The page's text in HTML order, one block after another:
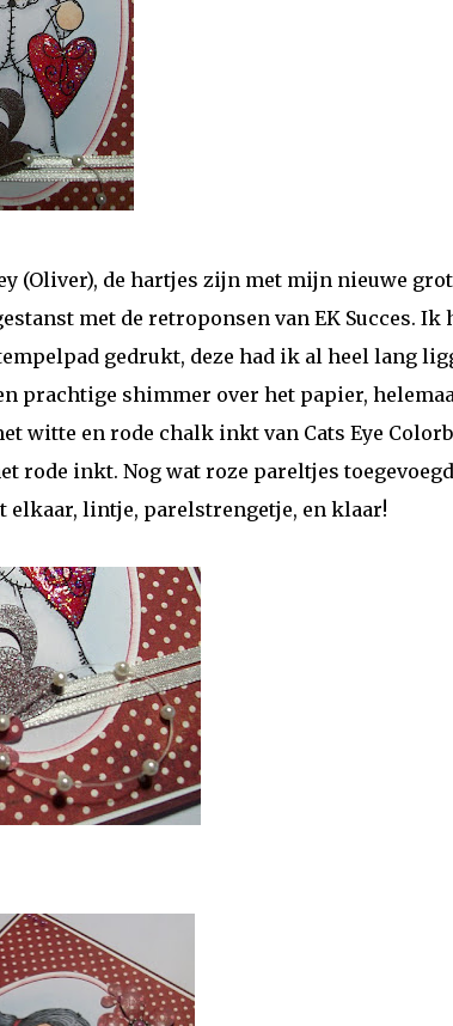
(Oliver), de hartjes zijn met mijn nieuwe
met de retroponsen van EK Succes. Ik
gedrukt, deze had ik al heel lang
prachtige shimmer over het papier,
witte en rode chalk inkt van Cats Eye
rode inkt. Nog wat roze pareltjes
elkaar, lintje, parelstrengetje, en klaar!